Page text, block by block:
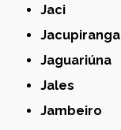
Jaci
Jacupiranga
Jaguariúna
Jales
Jambeiro